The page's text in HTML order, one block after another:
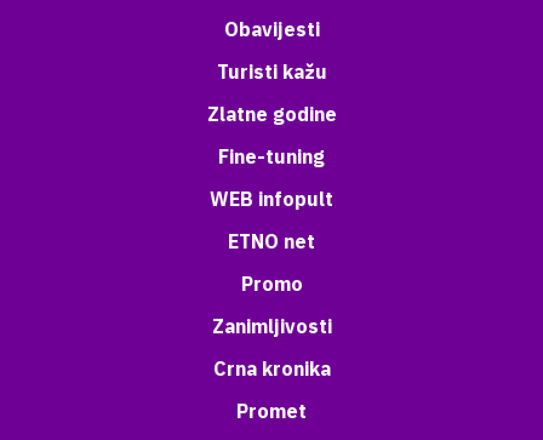
Obavijesti
Turisti kažu
Zlatne godine
Fine-tuning
WEB infopult
ETNO net
Promo
Zanimljivosti
Crna kronika
Promet